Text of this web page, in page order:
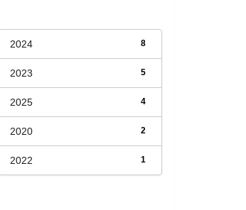
8
2024
5
2023
4
2025
2
2020
1
2022